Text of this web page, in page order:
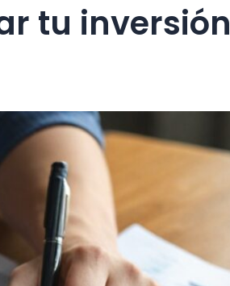
tu inversión